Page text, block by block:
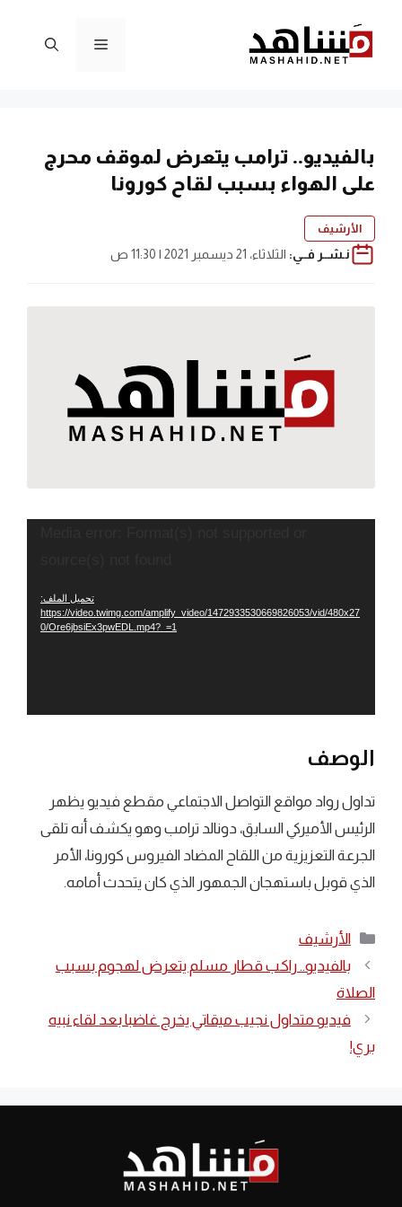
المحتوى
القائمة
بالفيديو.. ترامب يتعرض لموقف محرج
على الهواء بسبب لقاح كورونا
الأرشيف
نـشــر فــي: الثلاثاء، 21 ديسمبر 2021 | 11:30 ص
تحميل الملف:
https://video.twimg.com/amplify_video/1472933530669826053/vid/480x27
0/Ore6jbsiEx3pwEDL.mp4?_=1
الوصف
تداول رواد مواقع التواصل الاجتماعي مقطع فيديو يظهر
الرئيس الأميركي السابق، دونالد ترامب وهو يكشف أنه تلقى
الجرعة التعزيزية من اللقاح المضاد الفيروس كورونا، الأمر
الذي قوبل باستهجان الجمهور الذي كان يتحدث أمامه.
التصنيفات
الأرشيف
بالفيديو.. راكب قطار مسلم يتعرض لهجوم بسبب
الصلاة
فيديو متداول نجيب ميقاتي يخرج غاضبا بعد لقاء نبيه
بري!